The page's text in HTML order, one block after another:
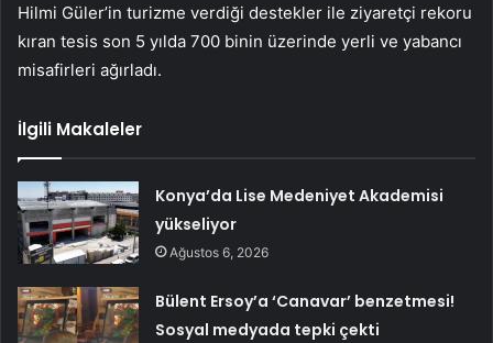
Hilmi Güler’in turizme verdiği destekler ile ziyaretçi rekoru
kıran tesis son 5 yılda 700 binin üzerinde yerli ve yabancı
misafirleri ağırladı.
İlgili Makaleler
Konya’da Lise Medeniyet Akademisi
yükseliyor
Ağustos 6, 2026
Bülent Ersoy’a ‘Canavar’ benzetmesi!
Sosyal medyada tepki çekti